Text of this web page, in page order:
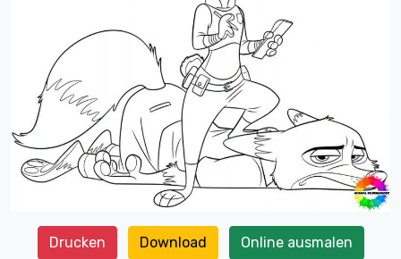
Drucken Download Online ausmalen